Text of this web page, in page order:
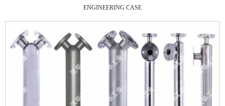
ENGINEERING CASE